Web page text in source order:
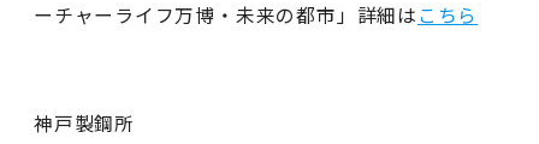
ーチャーライフ万博・未来の都市」詳細はこちら
神戸製鋼所